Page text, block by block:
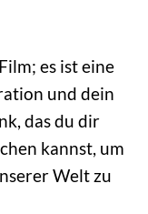
es ist eine
und dein
das du dir
kannst, um
Welt zu